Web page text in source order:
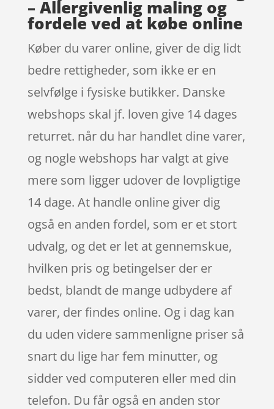
– Allergivenlig maling og
fordele ved at købe online
Køber du varer online, giver de dig lidt
bedre rettigheder, som ikke er en
selvfølge i fysiske butikker. Danske
webshops skal jf. loven give 14 dages
returret. når du har handlet dine varer,
og nogle webshops har valgt at give
mere som ligger udover de lovpligtige
14 dage. At handle online giver dig
også en anden fordel, som er et stort
udvalg, og det er let at gennemskue,
hvilken pris og betingelser der er
bedst, blandt de mange udbydere af
varer, der findes online. Og i dag kan
du uden videre sammenligne priser så
snart du lige har fem minutter, og
sidder ved computeren eller med din
telefon. Du får også en anden stor